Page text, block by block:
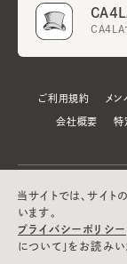
CA4LA
ご利用規約 メ
会社概要 特
当サイトでは、サイ
います。
プライバシーポリシー
について」をお読み